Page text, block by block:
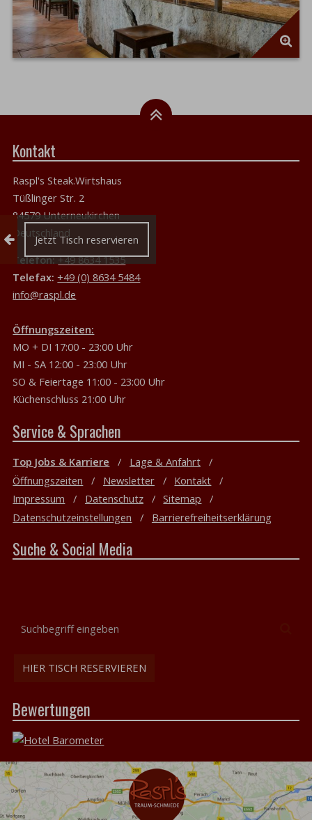
Reservierung einklappen
Jetzt Tisch reservieren
Kontakt
Raspl's Steak.Wirtshaus
Tüßlinger Str. 2
84579 Unterneukirchen
Deutschland
Telefon: +49 8634 1535
Telefax: +49 (0) 8634 5484
info@raspl.de
Öffnungszeiten:
MO + DI 17:00 - 23:00 Uhr
MI - SA 12:00 - 23:00 Uhr
SO & Feiertage 11:00 - 23:00 Uhr
Küchenschluss 21:00 Uhr
Service & Sprachen
Top Jobs & Karriere
Lage & Anfahrt
Öffnungszeiten
Newsletter
Kontakt
Impressum
Datenschutz
Sitemap
Datenschutzeinstellungen
Barrierefreiheitserklärung
Suche & Social Media
HIER TISCH RESERVIEREN
Bewertungen